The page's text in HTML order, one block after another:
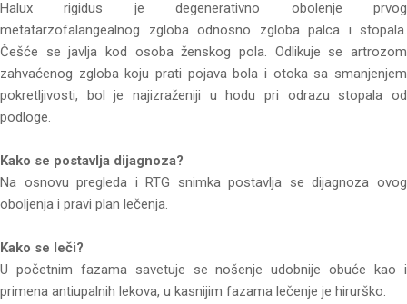
Halux rigidus je degenerativno obolenje prvog
metatarzofalangealnog zgloba odnosno zgloba palca i stopala.
Češće se javlja kod osoba ženskog pola. Odlikuje se artrozom
zahvaćenog zgloba koju prati pojava bola i otoka sa smanjenjem
pokretljivosti, bol je najizraženiji u hodu pri odrazu stopala od
podloge.
Kako se postavlja dijagnoza?
Na osnovu pregleda i RTG snimka postavlja se dijagnoza ovog
oboljenja i pravi plan lečenja.
Kako se leči?
U početnim fazama savetuje se nošenje udobnije obuće kao i
primena antiupalnih lekova, u kasnijim fazama lečenje je hirurško.